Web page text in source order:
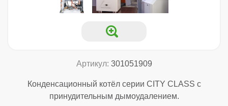
Артикул: 301051909
Конденсационный котёл серии CITY CLASS с
принудительным дымоудалением.